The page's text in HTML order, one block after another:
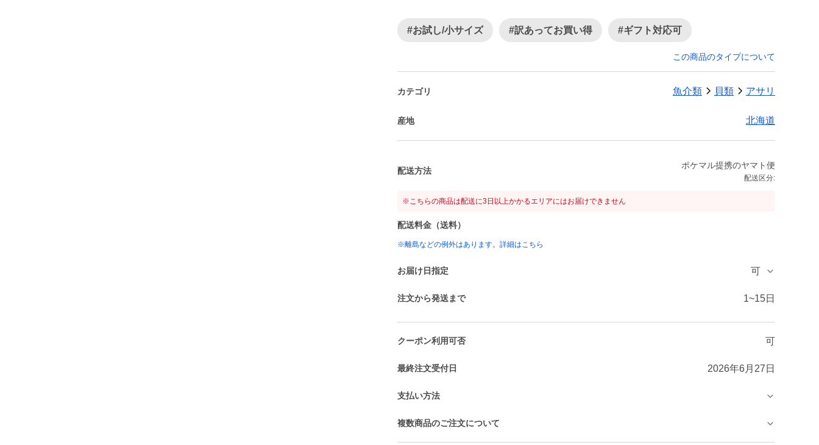
#お試し/小サイズ #訳あってお買い得 #ギフト対応可
この商品のタイプについて
カテゴリ 魚介類 貝類 アサリ
産地 北海道
配送方法
ポケマル提携のヤマト便
配送区分:
※こちらの商品は配送に3日以上かかるエリアにはお届けできません
配送料金（送料）
※離島などの例外はあります。詳細はこちら
お届け日指定 可
注文から発送まで 1~15日
クーポン利用可否 可
最終注文受付日 2026年6月27日
支払い方法
複数商品のご注文について